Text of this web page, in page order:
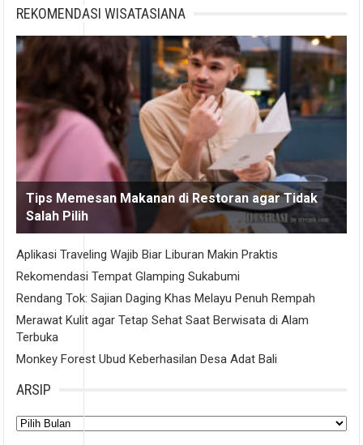
REKOMENDASI WISATASIANA
Tips Memesan Makanan di Restoran agar Tidak
Salah Pilih
Aplikasi Traveling Wajib Biar Liburan Makin Praktis
Rekomendasi Tempat Glamping Sukabumi
Rendang Tok: Sajian Daging Khas Melayu Penuh Rempah
Merawat Kulit agar Tetap Sehat Saat Berwisata di Alam
Terbuka
Monkey Forest Ubud Keberhasilan Desa Adat Bali
ARSIP
Arsip